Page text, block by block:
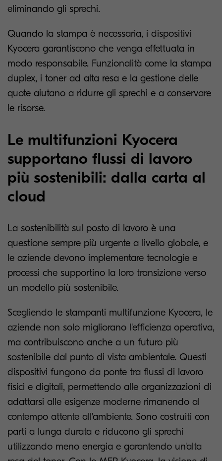
eliminando gli sprechi.
Quando la stampa è necessaria, i dispositivi
Kyocera garantiscono che venga effettuata in
modo responsabile. Funzionalità come la stampa
duplex, i toner ad alta resa e la gestione delle
quote aiutano a ridurre gli sprechi e a conservare
le risorse.
Le multifunzioni Kyocera
supportano flussi di lavoro
più sostenibili: dalla carta al
cloud
La sostenibilità sul posto di lavoro è una
questione sempre più urgente a livello globale, e
le aziende devono implementare tecnologie e
processi che supportino la loro transizione verso
un modello più sostenibile.
Scegliendo le stampanti multifunzione Kyocera, le
aziende non solo migliorano l'efficienza operativa,
ma contribuiscono anche a un futuro più
sostenibile dal punto di vista ambientale. Questi
dispositivi fungono da ponte tra flussi di lavoro
fisici e digitali, permettendo alle organizzazioni di
adattarsi alle esigenze moderne rimanendo al
contempo attente all'ambiente. Sono costruiti con
parti a lunga durata e riducono gli sprechi
utilizzando meno energia e garantendo un'alta